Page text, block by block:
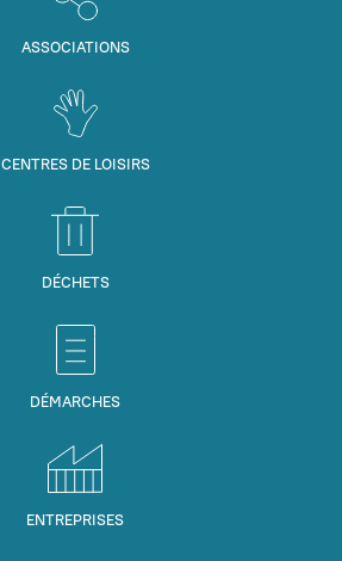
ASSOCIATIONS
CENTRES DE LOISIRS
DÉCHETS
DÉMARCHES
ENTREPRISES